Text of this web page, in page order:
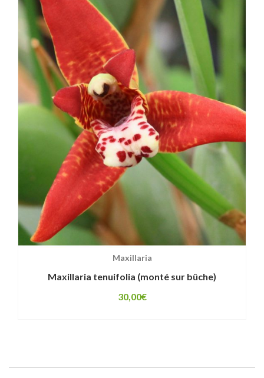
Maxillaria
Maxillaria tenuifolia (monté sur bûche)
30,00€